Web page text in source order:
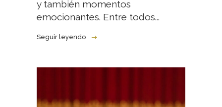
y también momentos
emocionantes. Entre todos...
Seguir leyendo